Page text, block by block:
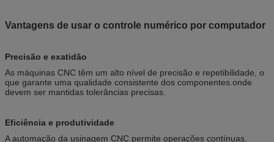
Vantagens de usar o controle numérico por computador
Precisão e exatidão
As máquinas CNC têm um alto nível de precisão e repetibilidade, o
que garante uma qualidade consistente dos componentes.onde
devem ser mantidas tolerâncias precisas.
Eficiência e produtividade
A automação da usinagem CNC permite operações contínuas,